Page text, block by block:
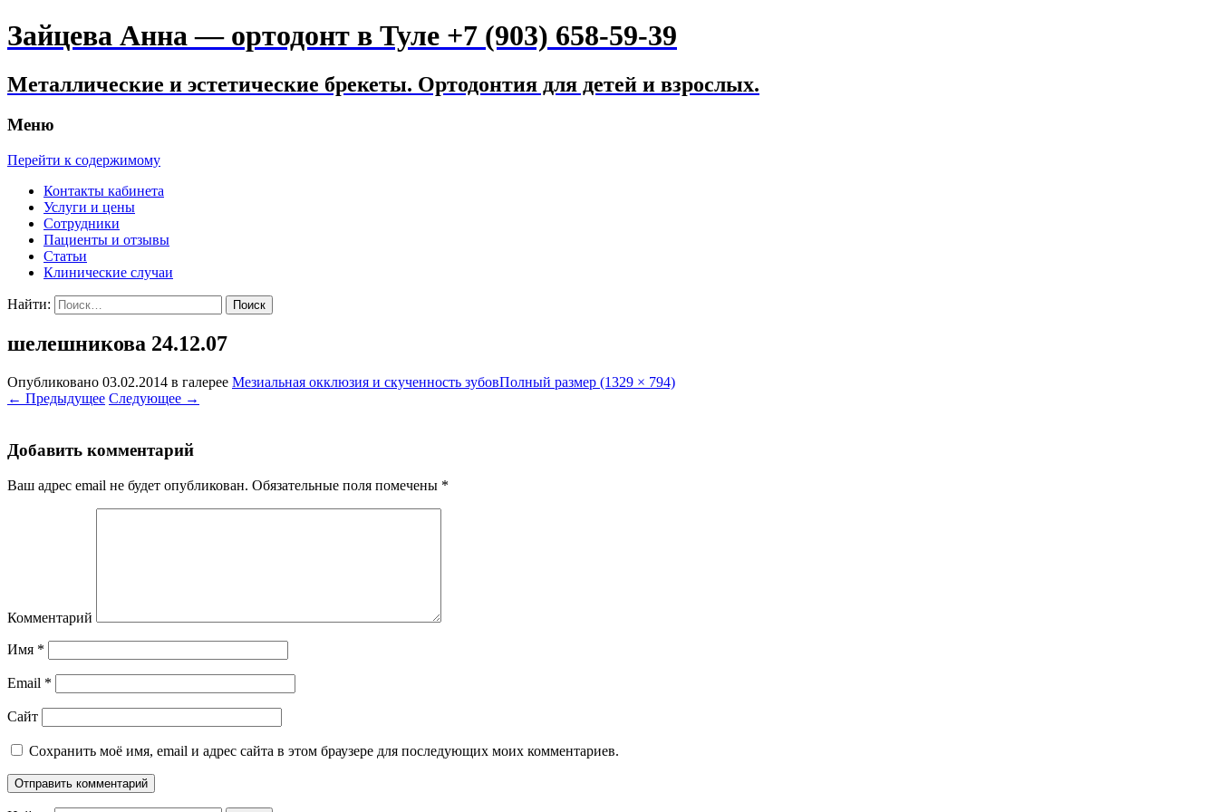
Зайцева Анна — ортодонт в Туле +7 (903) 658-59-39
Металлические и эстетические брекеты. Ортодонтия для детей и взрослых.
Меню
Перейти к содержимому
Контакты кабинета
Услуги и цены
Сотрудники
Пациенты и отзывы
Статьи
Клинические случаи
Найти:
шелешникова 24.12.07
Опубликовано 03.02.2014 в галерее Мезиальная окклюзия и скученность зубовПолный размер (1329 × 794)
← Предыдущее Следующее →
Добавить комментарий
Ваш адрес email не будет опубликован. Обязательные поля помечены *
Комментарий
Имя *
Email *
Сайт
Сохранить моё имя, email и адрес сайта в этом браузере для последующих моих комментариев.